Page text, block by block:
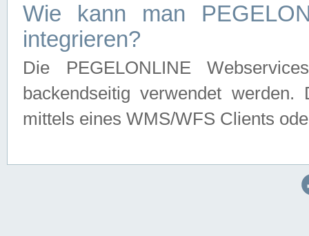
Wie kann man
integrieren?
Die PEGELONLINE
backendseitig verwendet
mittels eines WMS/WFS Clients